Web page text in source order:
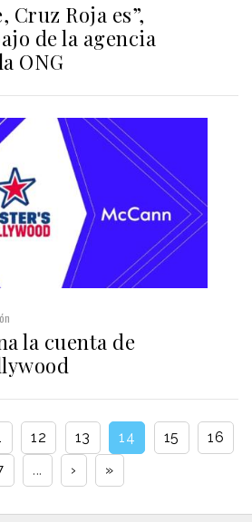
Cruz Roja es”,
de la agencia
ONG
la cuenta de
12 13 14 15
16
... › »